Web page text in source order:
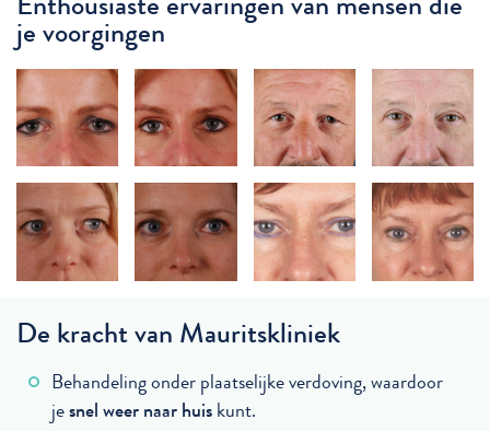
je voorgingen
De kracht van Mauritskliniek
Behandeling onder plaatselijke verdoving, waardoor
jesnel weer naar huis kunt.